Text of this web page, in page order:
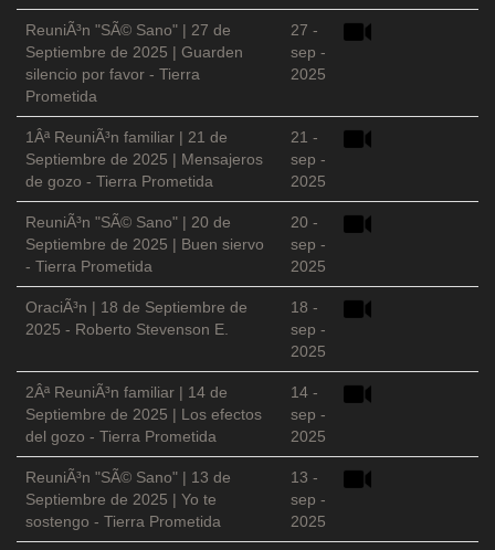
ReuniÃ³n "SÃ© Sano" | 27 de
Septiembre de 2025 | Guarden
silencio por favor - Tierra
Prometida
27 -
sep -
2025
1Âª ReuniÃ³n familiar | 21 de
Septiembre de 2025 | Mensajeros
de gozo - Tierra Prometida
21 -
sep -
2025
ReuniÃ³n "SÃ© Sano" | 20 de
Septiembre de 2025 | Buen siervo
- Tierra Prometida
20 -
sep -
2025
OraciÃ³n | 18 de Septiembre de
2025 - Roberto Stevenson E.
18 -
sep -
2025
2Âª ReuniÃ³n familiar | 14 de
Septiembre de 2025 | Los efectos
del gozo - Tierra Prometida
14 -
sep -
2025
ReuniÃ³n "SÃ© Sano" | 13 de
Septiembre de 2025 | Yo te
sostengo - Tierra Prometida
13 -
sep -
2025